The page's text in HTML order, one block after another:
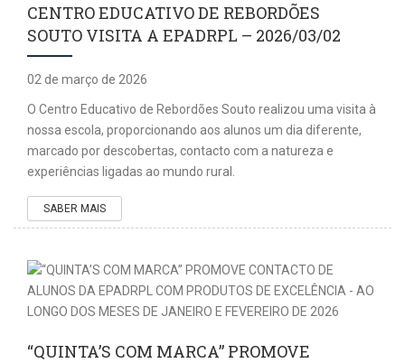
CENTRO EDUCATIVO DE REBORDÕES
SOUTO VISITA A EPADRPL – 2026/03/02
02 de março de 2026
O Centro Educativo de Rebordões Souto realizou uma visita à
nossa escola, proporcionando aos alunos um dia diferente,
marcado por descobertas, contacto com a natureza e
experiências ligadas ao mundo rural.
SABER MAIS
“QUINTA’S COM MARCA” PROMOVE